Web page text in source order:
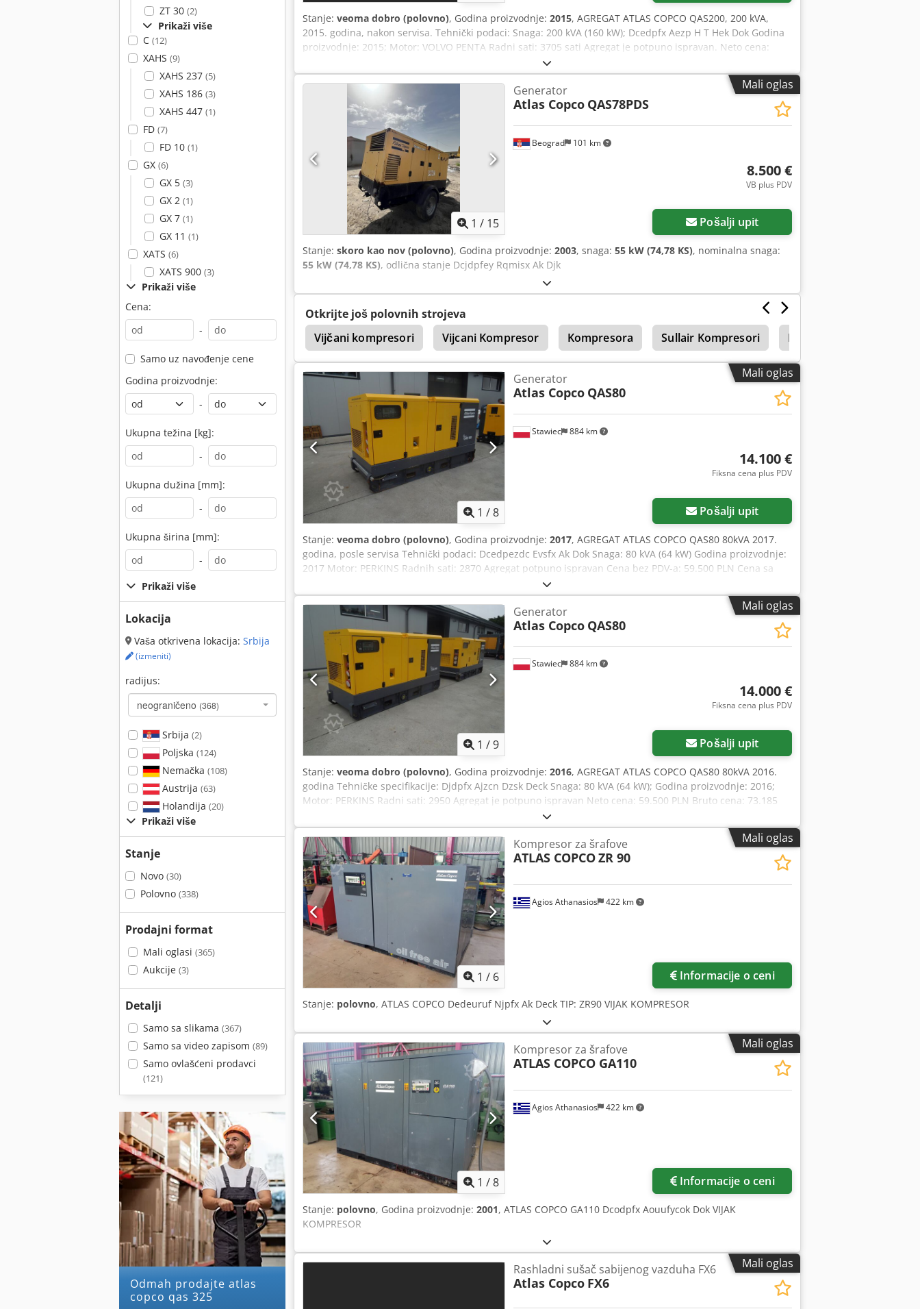
ZT 30 (2)
Prikaži više
C (12)
XAHS (9)
XAHS 237 (5)
XAHS 186 (3)
XAHS 447 (1)
FD (7)
FD 10 (1)
GX (6)
GX 5 (3)
GX 2 (1)
GX 7 (1)
GX 11 (1)
XATS (6)
XATS 900 (3)
Prikaži više
Cena:
-
Samo uz navođenje cene
Godina proizvodnje:
-
Ukupna težina [kg]:
-
Ukupna dužina [mm]:
-
Ukupna širina [mm]:
-
Prikaži više
Lokacija
Vaša otkrivena lokacija: Srbija
(izmeniti)
radijus:
neograničeno (368)
Srbija (2)
Poljska (124)
Nemačka (108)
Austrija (63)
Holandija (20)
Prikaži više
Stanje
Novo (30)
Polovno (338)
Prodajni format
Mali oglasi (365)
Aukcije (3)
Detalji
Samo sa slikama (367)
Samo sa video zapisom (89)
Samo ovlašćeni prodavci
(121)
Odmah prodajte atlas
copco qas 325
Stanje: veoma dobro (polovno), Godina proizvodnje: 2015, AGREGAT ATLAS COPCO QAS200, 200 kVA,
2015. godina, nakon servisa. Tehnički podaci: Snaga: 200 kVA (160 kW); Dcedpfx Aezp H T Hek Dok Godina
proizvodnje: 2015; Motor: VOLVO PENTA Radni sati: 3705 sati Agregat je potpuno ispravan. Neto cena:
105.000 PLN Bruto cena: 129.150 PLN Link do videa u nastavku.
Mali oglas
1 / 15
Beograd 101 km
Generator
Atlas Copco QAS78PDS
8.500 €
VB plus PDV
Pošalji upit
Stanje: skoro kao nov (polovno), Godina proizvodnje: 2003, snaga: 55 kW (74,78 KS), nominalna snaga:
55 kW (74,78 KS), odlična stanje Dcjdpfey Rqmisx Ak Djk
Otkrijte još polovnih strojeva
Vijčani kompresori
Vijcani Kompresor Kompresora Sullair Kompresori Boge Lr
Zay 7045 Fg Cat Cat 938 G
Mali oglas
1 /8
Stawiec 884 km
Generator
Atlas Copco QAS80
14.100 €
Fiksna cena plus PDV
Pošalji upit
Stanje: veoma dobro (polovno), Godina proizvodnje: 2017, AGREGAT ATLAS COPCO QAS80 80kVA 2017.
godina, posle servisa Tehnički podaci: Dcedpezdc Evsfx Ak Dok Snaga: 80 kVA (64 kW) Godina proizvodnje:
2017 Motor: PERKINS Radnih sati: 2870 Agregat potpuno ispravan Cena bez PDV-a: 59.500 PLN Cena sa
Mali oglas
1 /9
Stawiec 884 km
Generator
Atlas Copco QAS80
14.000 €
Fiksna cena plus PDV
Pošalji upit
Stanje: veoma dobro (polovno), Godina proizvodnje: 2016, AGREGAT ATLAS COPCO QAS80 80kVA 2016.
godina Tehničke specifikacije: Djdpfx Ajzcn Dzsk Deck Snaga: 80 kVA (64 kW); Godina proizvodnje: 2016;
Motor: PERKINS Radni sati: 2950 Agregat je potpuno ispravan Neto cena: 59.500 PLN Bruto cena: 73.185
Mali oglas
1 / 6
Agios Athanasios 422 km
Kompresor za šrafove
ATLAS COPCOZR 90
Informacije o ceni
Stanje: polovno, ATLAS COPCO Dedeuruf Njpfx Ak Deck TIP: ZR90 VIJAK KOMPRESOR
Mali oglas
1 /8
Agios Athanasios 422 km
Kompresor za šrafove
ATLAS COPCO GA110
Informacije o ceni
Stanje: polovno, Godina proizvodnje: 2001, ATLAS COPCO GA110 Dcodpfx Aouufycok Dok VIJAK
KOMPRESOR
Mali oglas
Rashladni sušač sabijenog vazduha FX6
Atlas Copco FX6